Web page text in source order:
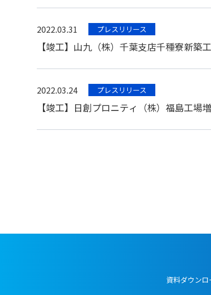
2022.03.31 プレスリリース
【竣工】山九（株）千葉支店千種寮新築
2022.03.24 プレスリリース
【竣工】日創プロニティ（株）福島工場
資料ダウンロ